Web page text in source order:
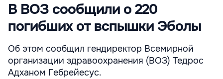
В ВОЗ сообщили о 220
погибших от вспышки Эболы
Об этом сообщил гендиректор Всемирной
организации здравоохранения (ВОЗ) Тедрос
Адханом Гебрейесус.